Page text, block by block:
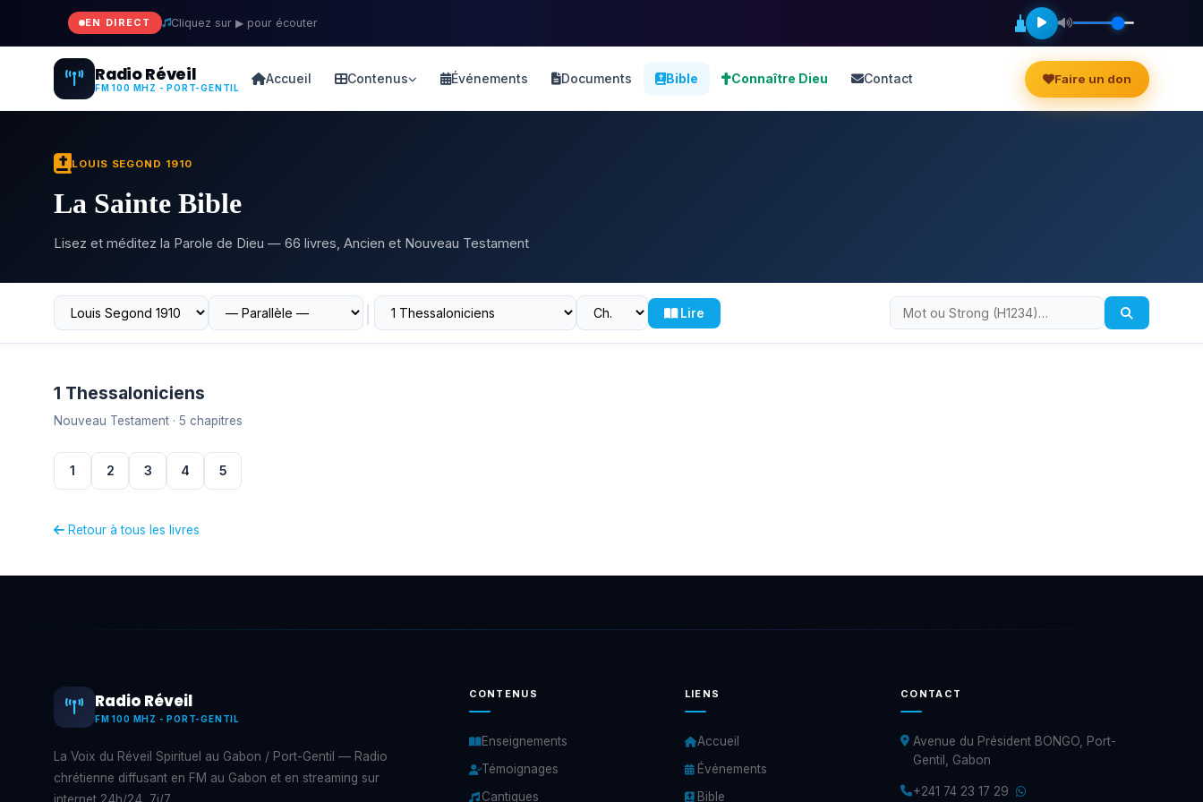
EN DIRECT Cliquez sur ▶ pour écouter
Radio Réveil
FM 100 MHZ - PORT-GENTIL
Accueil Contenus Événements Documents Bible Connaître Dieu Contact Faire un don
LOUIS SEGOND 1910
La Sainte Bible
Lisez et méditez la Parole de Dieu — 66 livres, Ancien et Nouveau Testament
Lire
1 Thessaloniciens
Nouveau Testament · 5 chapitres
1 2 3 4 5
Retour à tous les livres
Radio Réveil
FM 100 MHZ - PORT-GENTIL
La Voix du Réveil Spirituel au Gabon / Port-Gentil — Radio
chrétienne diffusant en FM au Gabon et en streaming sur
CONTENUS
Enseignements
Témoignages
Cantiques
LIENS
Accueil
Événements
Bible
CONTACT
Avenue du Président BONGO, Port-
Gentil, Gabon
+241 74 23 17 29